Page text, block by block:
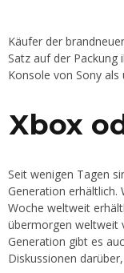
Käufer der
Satz auf der Packung
Konsole von Sony als
Xbox
Seit wenigen Tagen
Generation erhältlich.
Woche weltweit
übermorgen weltweit
Generation gibt es
Diskussionen